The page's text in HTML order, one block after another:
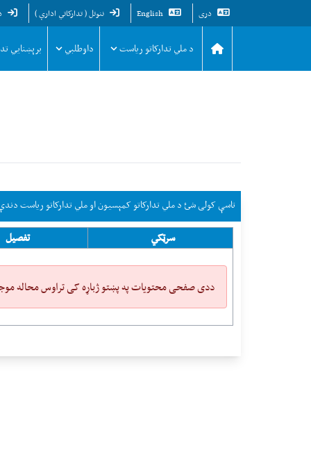
دری English ننوتل ( تدارکاتي ادارې )
د ملي تدارکاتو ریاست داوطلبي برېښنايي
تاسې کولی شئ د ملي تدارکاتو کمېسیون او ملي تدارکاتو ریاست
سرټکي تفصیل
ددی صفحی محتویات په پښتو ژباړه کی تراوس محاله